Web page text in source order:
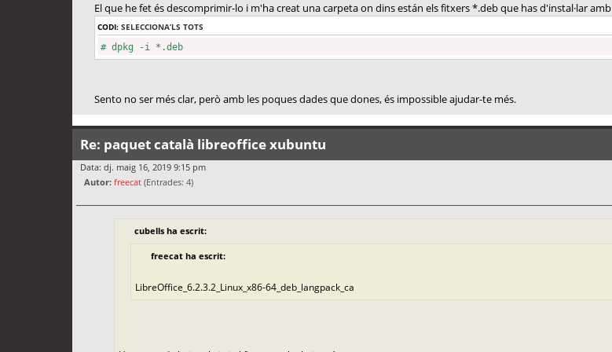
El que he fet és descomprimir-lo i m'ha creat una carpeta on dins están els fitxers *.deb que has d'instal·lar amb
CODI: SELECCIONA’LS TOTS
# dpkg -i *.deb
Sento no ser més clar, però amb les poques dades que dones, és impossible ajudar-te més.
Re: paquet català libreoffice xubuntu
Data: dj. maig 16, 2019 9:15 pm
Autor: freecat (Entrades: 4)
cubells ha escrit:
freecat ha escrit:
LibreOffice_6.2.3.2_Linux_x86-64_deb_langpack_ca